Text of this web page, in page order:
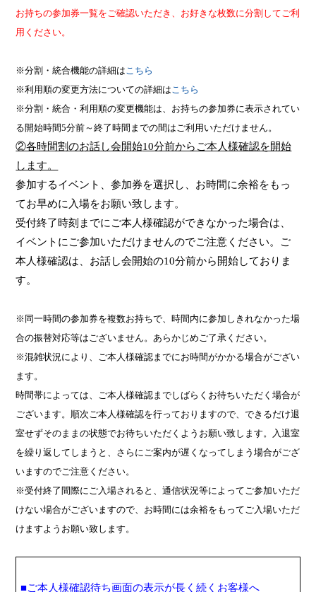
お持ちの参加券一覧をご確認いただき、お好きな枚数に分割してご利
用ください。
※分割・統合機能の詳細はこちら
※利用順の変更方法についての詳細はこちら
※分割・統合・利用順の変更機能は、お持ちの参加券に表示されてい
る開始時間5分前～終了時間までの間はご利用いただけません。
②各時間割のお話し会開始10分前からご本人様確認を開始
します。
参加するイベント、参加券を選択し、お時間に余裕をもっ
てお早めに入場をお願い致します。
受付終了時刻までにご本人様確認ができなかった場合は、
イベントにご参加いただけませんのでご注意ください。
ご
本人様確認は、お話し会開始の10分前から開始しておりま
す。
※同一時間の参加券を複数お持ちで、時間内に参加しきれなかった場
合の振替対応等はございません。あらかじめご了承ください。
※混雑状況により、ご本人様確認までにお時間がかかる場合がござい
ます。
時間帯によっては、ご本人様確認までしばらくお待ちいただく場合が
ございます。順次ご本人様確認を行っておりますので、できるだけ退
室せずそのままの状態でお待ちいただくようお願い致します。入退室
を繰り返してしまうと、さらにご案内が遅くなってしまう場合がござ
いますのでご注意ください。
※受付終了間際にご入場されると、通信状況等によってご参加いただ
けない場合がございますので、お時間には余裕をもってご入場いただ
けますようお願い致します。
■ご本人様確認待ち画面の表示が長く続くお客様へ